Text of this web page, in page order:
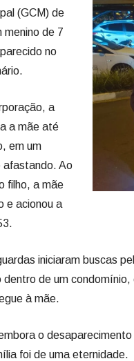
(GCM) de
menino de 7
no
a
a mãe até
em um
afastando. Ao
filho, a mãe
e acionou a
iniciaram buscas
dentro de um
à mãe.
o
foi de uma eternidade.